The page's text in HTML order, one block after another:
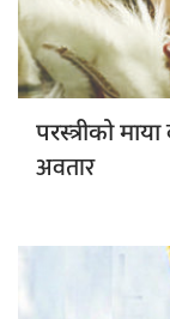
परस्त्रीको माया
अवतार